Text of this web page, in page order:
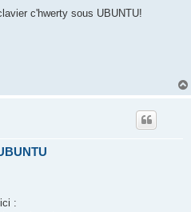
c'hwerty sous UBUNTU!
: